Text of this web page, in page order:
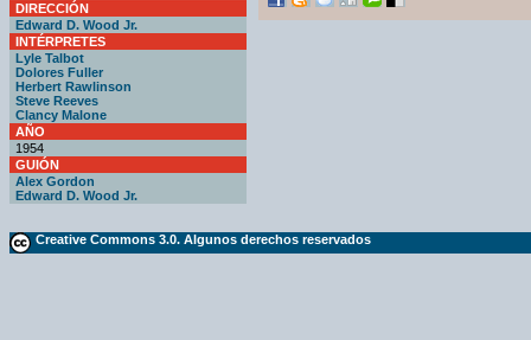
DIRECCIÓN
Edward D. Wood Jr.
INTÉRPRETES
Lyle Talbot
Dolores Fuller
Herbert Rawlinson
Steve Reeves
Clancy Malone
AÑO
1954
GUIÓN
Alex Gordon
Edward D. Wood Jr.
Creative Commons 3.0. Algunos derechos reservados